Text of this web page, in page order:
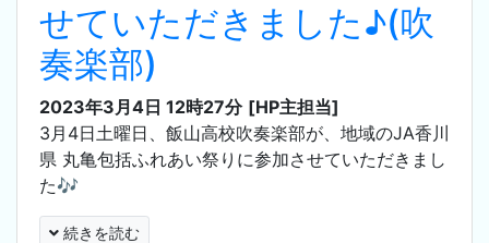
せていただきました♪(吹
奏楽部)
2023年3月4日 12時27分 [HP主担当]
3月4日土曜日、飯山高校吹奏楽部が、地域のJA香川
県 丸亀包括ふれあい祭りに参加させていただきまし
た🎶
続きを読む